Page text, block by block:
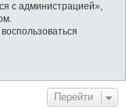
с администрацией»,
Перейти